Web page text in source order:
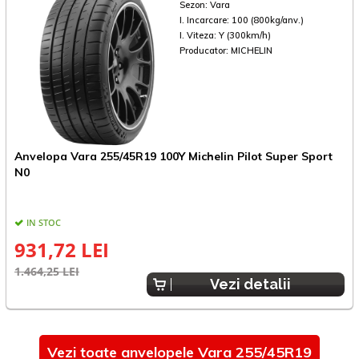
Sezon: Vara
I. Incarcare: 100 (800kg/anv.)
I. Viteza: Y (300km/h)
Producator: MICHELIN
Anvelopa Vara 255/45R19 100Y Michelin Pilot Super Sport
N0
IN STOC
931,72 LEI
1.464,25 LEI
Vezi detalii
Vezi toate anvelopele Vara 255/45R19